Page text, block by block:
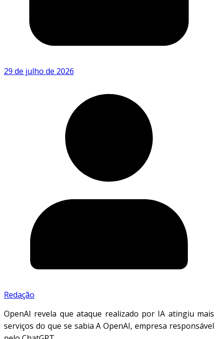
29 de julho de 2026
Redação
OpenAI revela que ataque realizado por IA atingiu mais
serviços do que se sabia A OpenAI, empresa responsável